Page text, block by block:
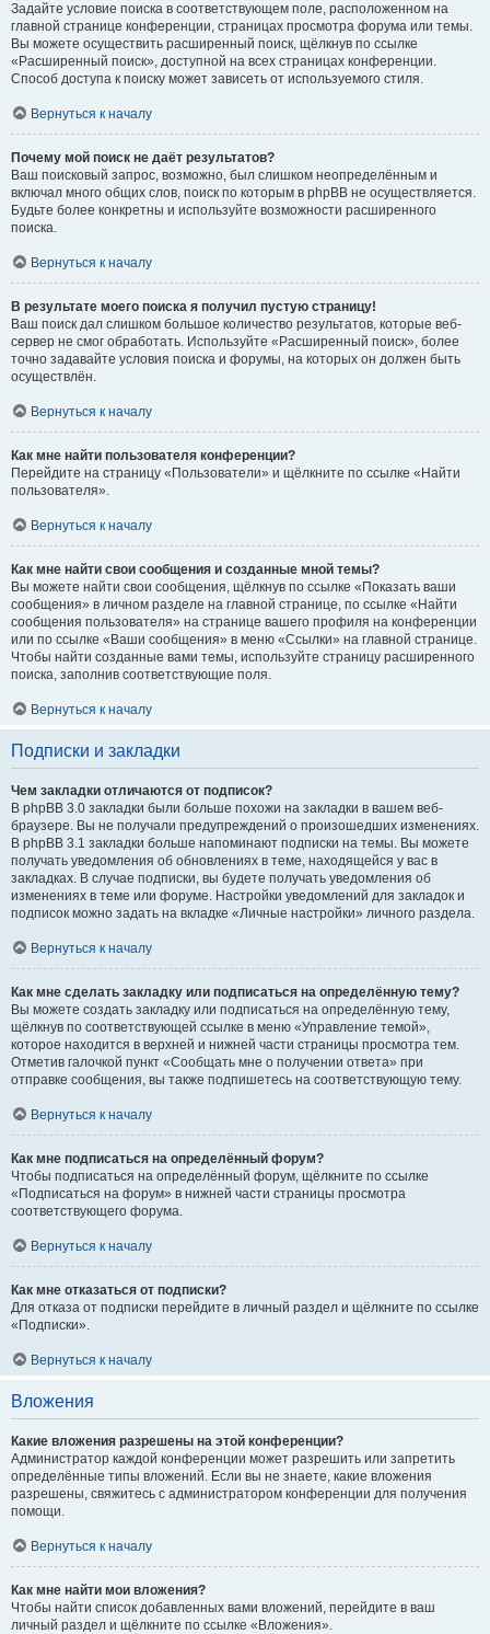
Задайте условие поиска в соответствующем поле, расположенном на
главной странице конференции, страницах просмотра форума или темы.
Вы можете осуществить расширенный поиск, щёлкнув по ссылке
«Расширенный поиск», доступной на всех страницах конференции.
Способ доступа к поиску может зависеть от используемого стиля.
Вернуться к началу
Почему мой поиск не даёт результатов?
Ваш поисковый запрос, возможно, был слишком неопределённым и
включал много общих слов, поиск по которым в phpBB не осуществляется.
Будьте более конкретны и используйте возможности расширенного
поиска.
Вернуться к началу
В результате моего поиска я получил пустую страницу!
Ваш поиск дал слишком большое количество результатов, которые веб-
сервер не смог обработать. Используйте «Расширенный поиск», более
точно задавайте условия поиска и форумы, на которых он должен быть
осуществлён.
Вернуться к началу
Как мне найти пользователя конференции?
Перейдите на страницу «Пользователи» и щёлкните по ссылке «Найти
пользователя».
Вернуться к началу
Как мне найти свои сообщения и созданные мной темы?
Вы можете найти свои сообщения, щёлкнув по ссылке «Показать ваши
сообщения» в личном разделе на главной странице, по ссылке «Найти
сообщения пользователя» на странице вашего профиля на конференции
или по ссылке «Ваши сообщения» в меню «Ссылки» на главной странице.
Чтобы найти созданные вами темы, используйте страницу расширенного
поиска, заполнив соответствующие поля.
Вернуться к началу
Подписки и закладки
Чем закладки отличаются от подписок?
В phpBB 3.0 закладки были больше похожи на закладки в вашем веб-
браузере. Вы не получали предупреждений о произошедших изменениях.
В phpBB 3.1 закладки больше напоминают подписки на темы. Вы можете
получать уведомления об обновлениях в теме, находящейся у вас в
закладках. В случае подписки, вы будете получать уведомления об
изменениях в теме или форуме. Настройки уведомлений для закладок и
подписок можно задать на вкладке «Личные настройки» личного раздела.
Вернуться к началу
Как мне сделать закладку или подписаться на определённую тему?
Вы можете создать закладку или подписаться на определённую тему,
щёлкнув по соответствующей ссылке в меню «Управление темой»,
которое находится в верхней и нижней части страницы просмотра тем.
Отметив галочкой пункт «Сообщать мне о получении ответа» при
отправке сообщения, вы также подпишетесь на соответствующую тему.
Вернуться к началу
Как мне подписаться на определённый форум?
Чтобы подписаться на определённый форум, щёлкните по ссылке
«Подписаться на форум» в нижней части страницы просмотра
соответствующего форума.
Вернуться к началу
Как мне отказаться от подписки?
Для отказа от подписки перейдите в личный раздел и щёлкните по ссылке
«Подписки».
Вернуться к началу
Вложения
Какие вложения разрешены на этой конференции?
Администратор каждой конференции может разрешить или запретить
определённые типы вложений. Если вы не знаете, какие вложения
разрешены, свяжитесь с администратором конференции для получения
помощи.
Вернуться к началу
Как мне найти мои вложения?
Чтобы найти список добавленных вами вложений, перейдите в ваш
личный раздел и щёлкните по ссылке «Вложения».